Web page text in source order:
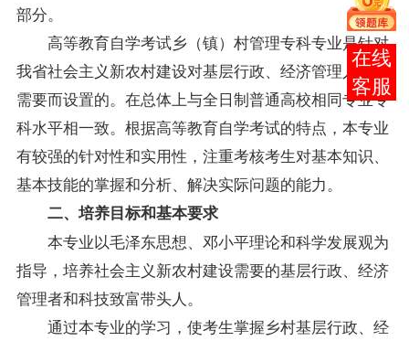
部分。
高等教育自学考试乡（镇）村管理专科专业是针对
我省社会主义新农村建设对基层行政、经济管理人才的
需要而设置的。在总体上与全日制普通高校相同专业专
科水平相一致。根据高等教育自学考试的特点，本专业
有较强的针对性和实用性，注重考核考生对基本知识、
基本技能的掌握和分析、解决实际问题的能力。
二、培养目标和基本要求
本专业以毛泽东思想、邓小平理论和科学发展观为
指导，培养社会主义新农村建设需要的基层行政、经济
管理者和科技致富带头人。
通过本专业的学习，使考生掌握乡村基层行政、经
在线
客服